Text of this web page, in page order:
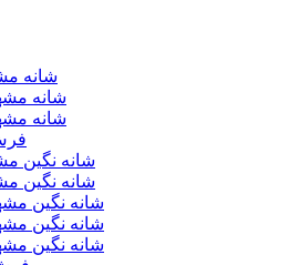
700 شانه
1200 شانه
1500 شانه
500 شانه نگین
700 شانه نگین
1000 شانه نگین
1200 شانه نگین
1500 شانه نگین